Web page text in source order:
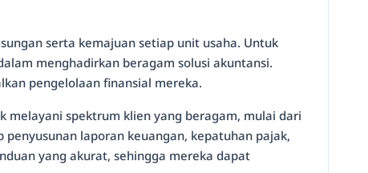
serta kemajuan setiap unit usaha. Untuk
menghadirkan beragam solusi akuntansi.
pengelolaan finansial mereka.
melayani spektrum klien yang beragam, mulai dari
laporan keuangan, kepatuhan pajak,
yang akurat, sehingga mereka dapat